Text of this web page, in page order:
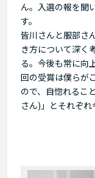
ん。入選の報を聞
す。
皆川さんと服部さ
き方について深く
る。今後も常に向
回の受賞は僕らが
ので、自惚れるこ
さん)」とそれぞれ